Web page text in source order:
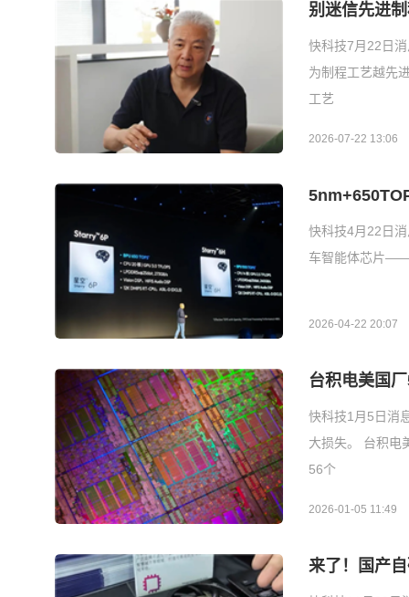
别迷信先进
快科技7月22日
为制程工艺越先
工艺
2026-07-22 13:06
快科技4月22日
车智能体芯片
2026-04-22 20:07
台积电美国
快科技1月5日消
大损失。 台积电
56个
2026-01-05 11:49
来了！国产